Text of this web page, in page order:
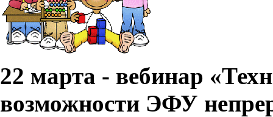
22 марта - вебинар
возможности ЭФУ